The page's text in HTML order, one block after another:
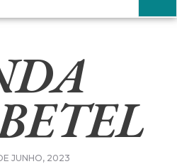
JUNHO, 2023